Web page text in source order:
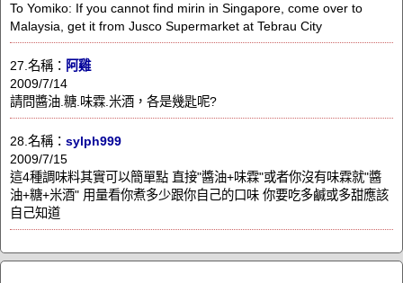
To Yomiko: If you cannot find mirin in Singapore, come over to
Malaysia, get it from Jusco Supermarket at Tebrau City
27.名稱： 阿雞
2009/7/14
請問醬油.糖.味霖.米酒，各是幾匙呢?
28.名稱： sylph999
2009/7/15
這4種調味料其實可以簡單點 直接"醬油+味霖"或者你沒有味霖就"醬
油+糖+米酒" 用量看你煮多少跟你自己的口味 你要吃多鹹或多甜應該
自己知道